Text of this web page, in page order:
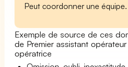
Peut coordonner une équipe.
Exemple de source de ces
de Premier assistant
opératrice